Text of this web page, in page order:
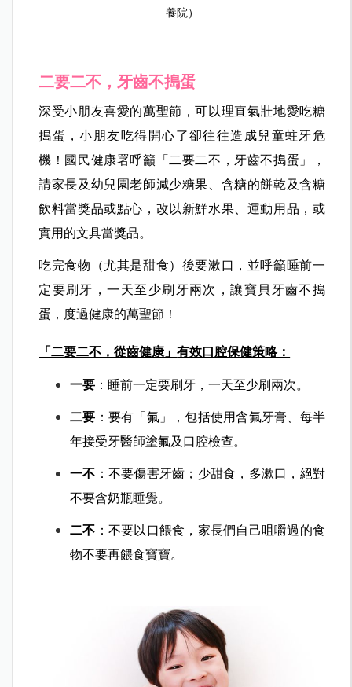
養院）
二要二不，牙齒不搗蛋
深受小朋友喜愛的萬聖節，可以理直氣壯地愛吃糖
搗蛋，小朋友吃得開心了卻往往造成兒童蛀牙危
機！國民健康署呼籲「二要二不，牙齒不搗蛋」，
請家長及幼兒園老師減少糖果、含糖的餅乾及含糖
飲料當獎品或點心，改以新鮮水果、運動用品，或
實用的文具當獎品。
吃完食物（尤其是甜食）後要漱口，並呼籲睡前一
定要刷牙，一天至少刷牙兩次，讓寶貝牙齒不搗
蛋，度過健康的萬聖節！
「二要二不，從齒健康」有效口腔保健策略：
一要 ：睡前一定要刷牙，一天至少刷兩次。
二要 ：要有「氟」，包括使用含氟牙膏、每半
年接受牙醫師塗氟及口腔檢查。
一不 ：不要傷害牙齒；少甜食，多漱口，絕對
不要含奶瓶睡覺。
二不 ：不要以口餵食，家長們自己咀嚼過的食
物不要再餵食寶寶。